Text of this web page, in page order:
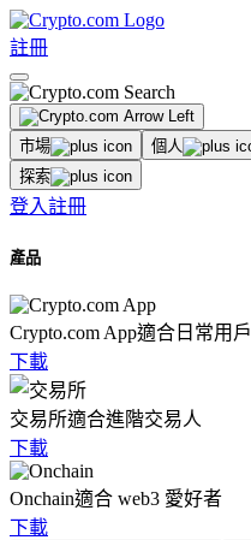
註冊
市場 個人
探索
登入註冊
產品
Crypto.com App適合日常用戶
下載
交易所適合進階交易人
下載
Onchain適合 web3 愛好者
下載